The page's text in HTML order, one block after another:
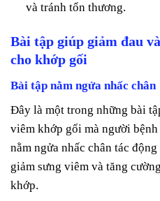
và tránh tổn thương.
Bài tập giúp giảm đau
cho khớp gối
Bài tập nằm ngửa nhấc chân
Đây là một trong những bài
viêm khớp gối mà người
nằm ngửa nhấc chân tác
giảm sưng viêm và tăng
khớp.